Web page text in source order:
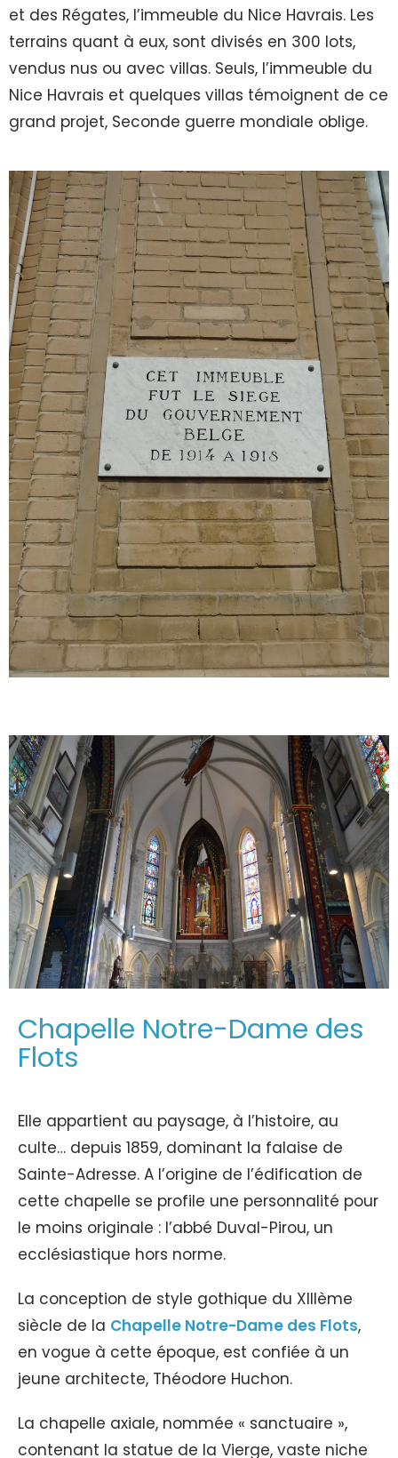
et des Régates, l’immeuble du Nice Havrais. Les
terrains quant à eux, sont divisés en 300 lots,
vendus nus ou avec villas. Seuls, l’immeuble du
Nice Havrais et quelques villas témoignent de ce
grand projet, Seconde guerre mondiale oblige.
Chapelle Notre-Dame des
Flots
Elle appartient au paysage, à l’histoire, au
culte… depuis 1859, dominant la falaise de
Sainte-Adresse. A l’origine de l’édification de
cette chapelle se profile une personnalité pour
le moins originale : l’abbé Duval-Pirou, un
ecclésiastique hors norme.
La conception de style gothique du XIIIème
siècle de la Chapelle Notre-Dame des Flots,
en vogue à cette époque, est confiée à un
jeune architecte, Théodore Huchon.
La chapelle axiale, nommée « sanctuaire »,
contenant la statue de la Vierge, vaste niche